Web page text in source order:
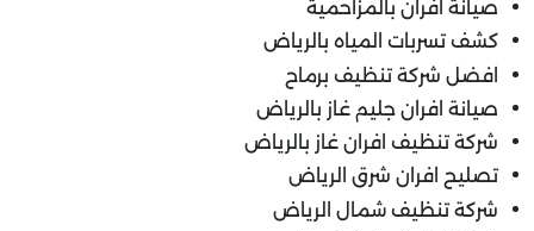
صيانة افران بالمزاحمية
كشف تسربات المياه بالرياض
افضل شركة تنظيف برماح
صيانة افران جليم غاز بالرياض
شركة تنظيف افران غاز بالرياض
تصليح افران شرق الرياض
شركة تنظيف شمال الرياض